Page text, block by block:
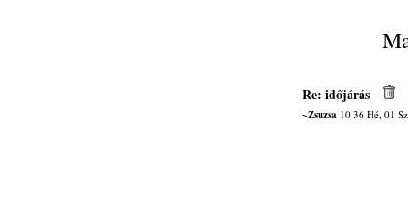
Re: időjárás
~Zsuzsa10:36 Hé, 01